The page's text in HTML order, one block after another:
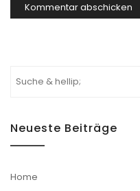
Suchen
Neueste Beiträge
Home